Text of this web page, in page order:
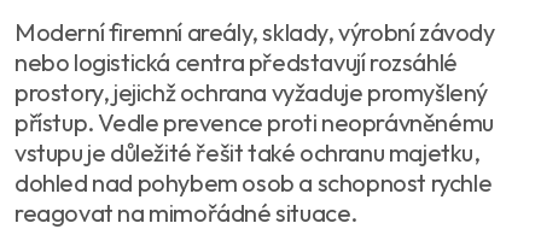
Moderní firemní areály, sklady, výrobní závody
nebo logistická centra představují rozsáhlé
prostory, jejichž ochrana vyžaduje promyšlený
přístup. Vedle prevence proti neoprávněnému
vstupu je důležité řešit také ochranu majetku,
dohled nad pohybem osob a schopnost rychle
reagovat na mimořádné situace.